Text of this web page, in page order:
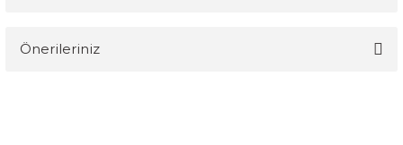
Önerileriniz